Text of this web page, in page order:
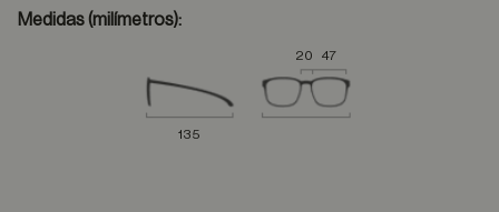
Medidas (milímetros):
20 47
135